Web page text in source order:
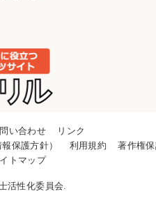
い合わせ
リンク
保護方針）
利用規約
著作権
トマップ
活性化委員会.